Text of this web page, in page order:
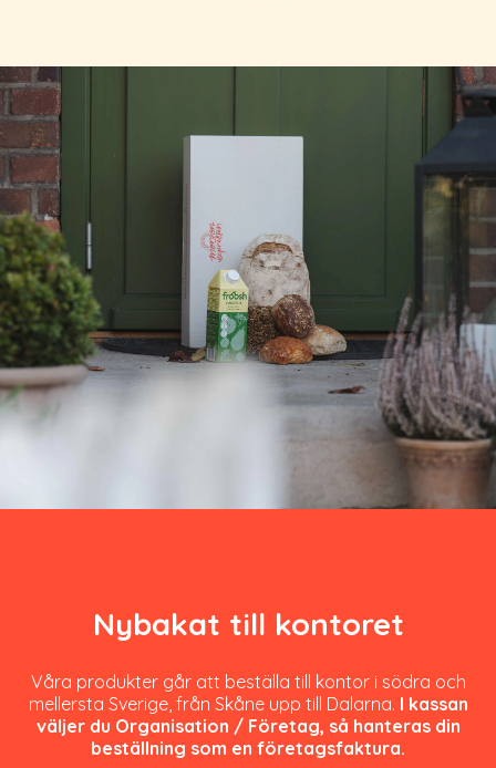
Nybakat till kontoret
Våra produkter går att beställa till kontor i södra och
mellersta Sverige, från Skåne upp till Dalarna. I kassan
väljer du Organisation / Företag, så hanteras din
beställning som en företagsfaktura.